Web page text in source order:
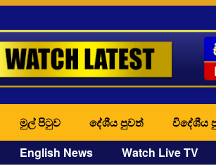
මුල් පිටුව දේශීය පුවත් විදේශීය
English News Watch Live TV